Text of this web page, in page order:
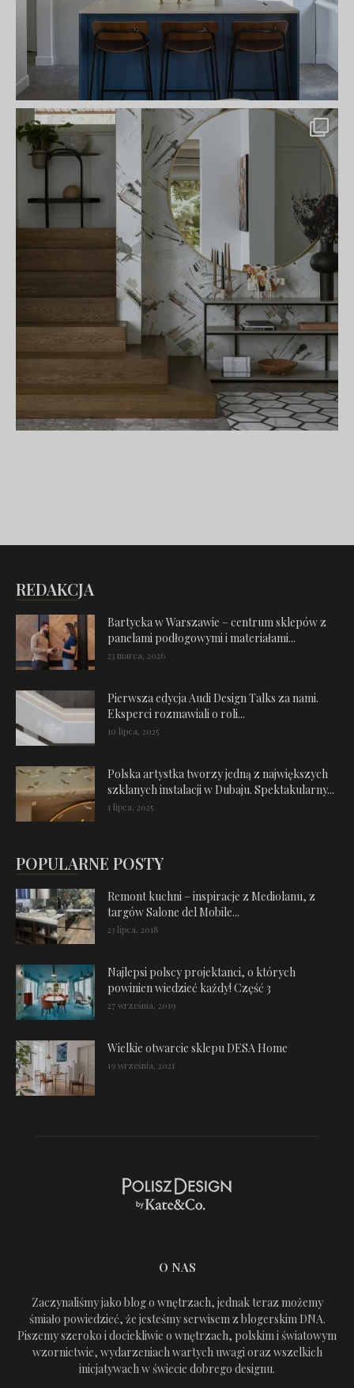
REDAKCJA
Bartycka w Warszawie – centrum sklepów z
panelami podłogowymi i materiałami...
23 marca, 2026
Pierwsza edycja Audi Design Talks za nami.
Eksperci rozmawiali o roli...
10 lipca, 2025
Polska artystka tworzy jedną z największych
szklanych instalacji w Dubaju. Spektakularny...
1 lipca, 2025
POPULARNE POSTY
Remont kuchni – inspiracje z Mediolanu, z
targów Salone del Mobile...
23 lipca, 2018
Najlepsi polscy projektanci, o których
powinien wiedzieć każdy! Część 3
27 września, 2019
Wielkie otwarcie sklepu DESA Home
19 września, 2021
O NAS
Zaczynaliśmy jako blog o wnętrzach, jednak teraz możemy
śmiało powiedzieć, że jesteśmy serwisem z blogerskim DNA.
Piszemy szeroko i dociekliwie o wnętrzach, polskim i światowym
wzornictwie, wydarzeniach wartych uwagi oraz wszelkich
inicjatywach w świecie dobrego designu.